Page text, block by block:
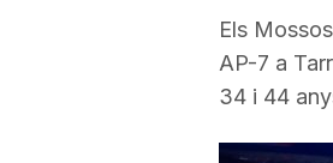
Els
AP-7 a
34 i 44